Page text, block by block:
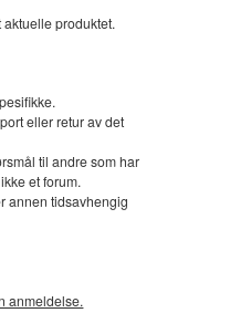
produktet.
eller retur av det
til andre som har
et forum.
annen tidsavhengig
anmeldelse.